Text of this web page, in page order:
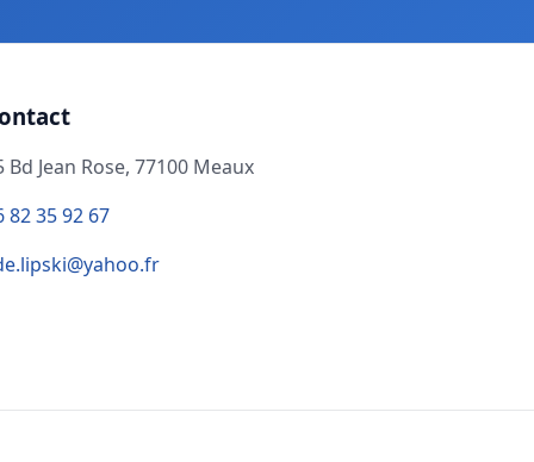
Bd Jean Rose, 77100 Meaux
82 35 92 67